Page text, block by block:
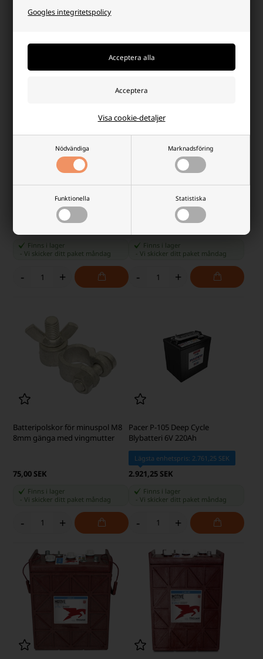
Googles integritetspolicy
Nödvändiga Marknadsföring
Funktionella Statistiska
Visa cookie-detaljer
Finns i lager
+ - +
Batteripolsko för pluspol M8
8mm gänga med vingmutter
75,00 SEK
Finns i lager
-Vi skicker ditt paket måndag
- +
Vision 3FM180D-X Blybatteri 6V
Finns i lager
Vi skicker ditt paket måndag
- +
Batteripolskor för minuspol M8
8mm gänga med vingmutter
75,00 SEK
Finns i lager
-Vi skicker ditt paket måndag
- +
Pacer P-105 Deep Cycle
Blybatteri 6V 220Ah
Lägsta enhetspris: 2.761,25 SEK
2.921,25 SEK
Finns i lager
Vi skicker ditt paket måndag
- +